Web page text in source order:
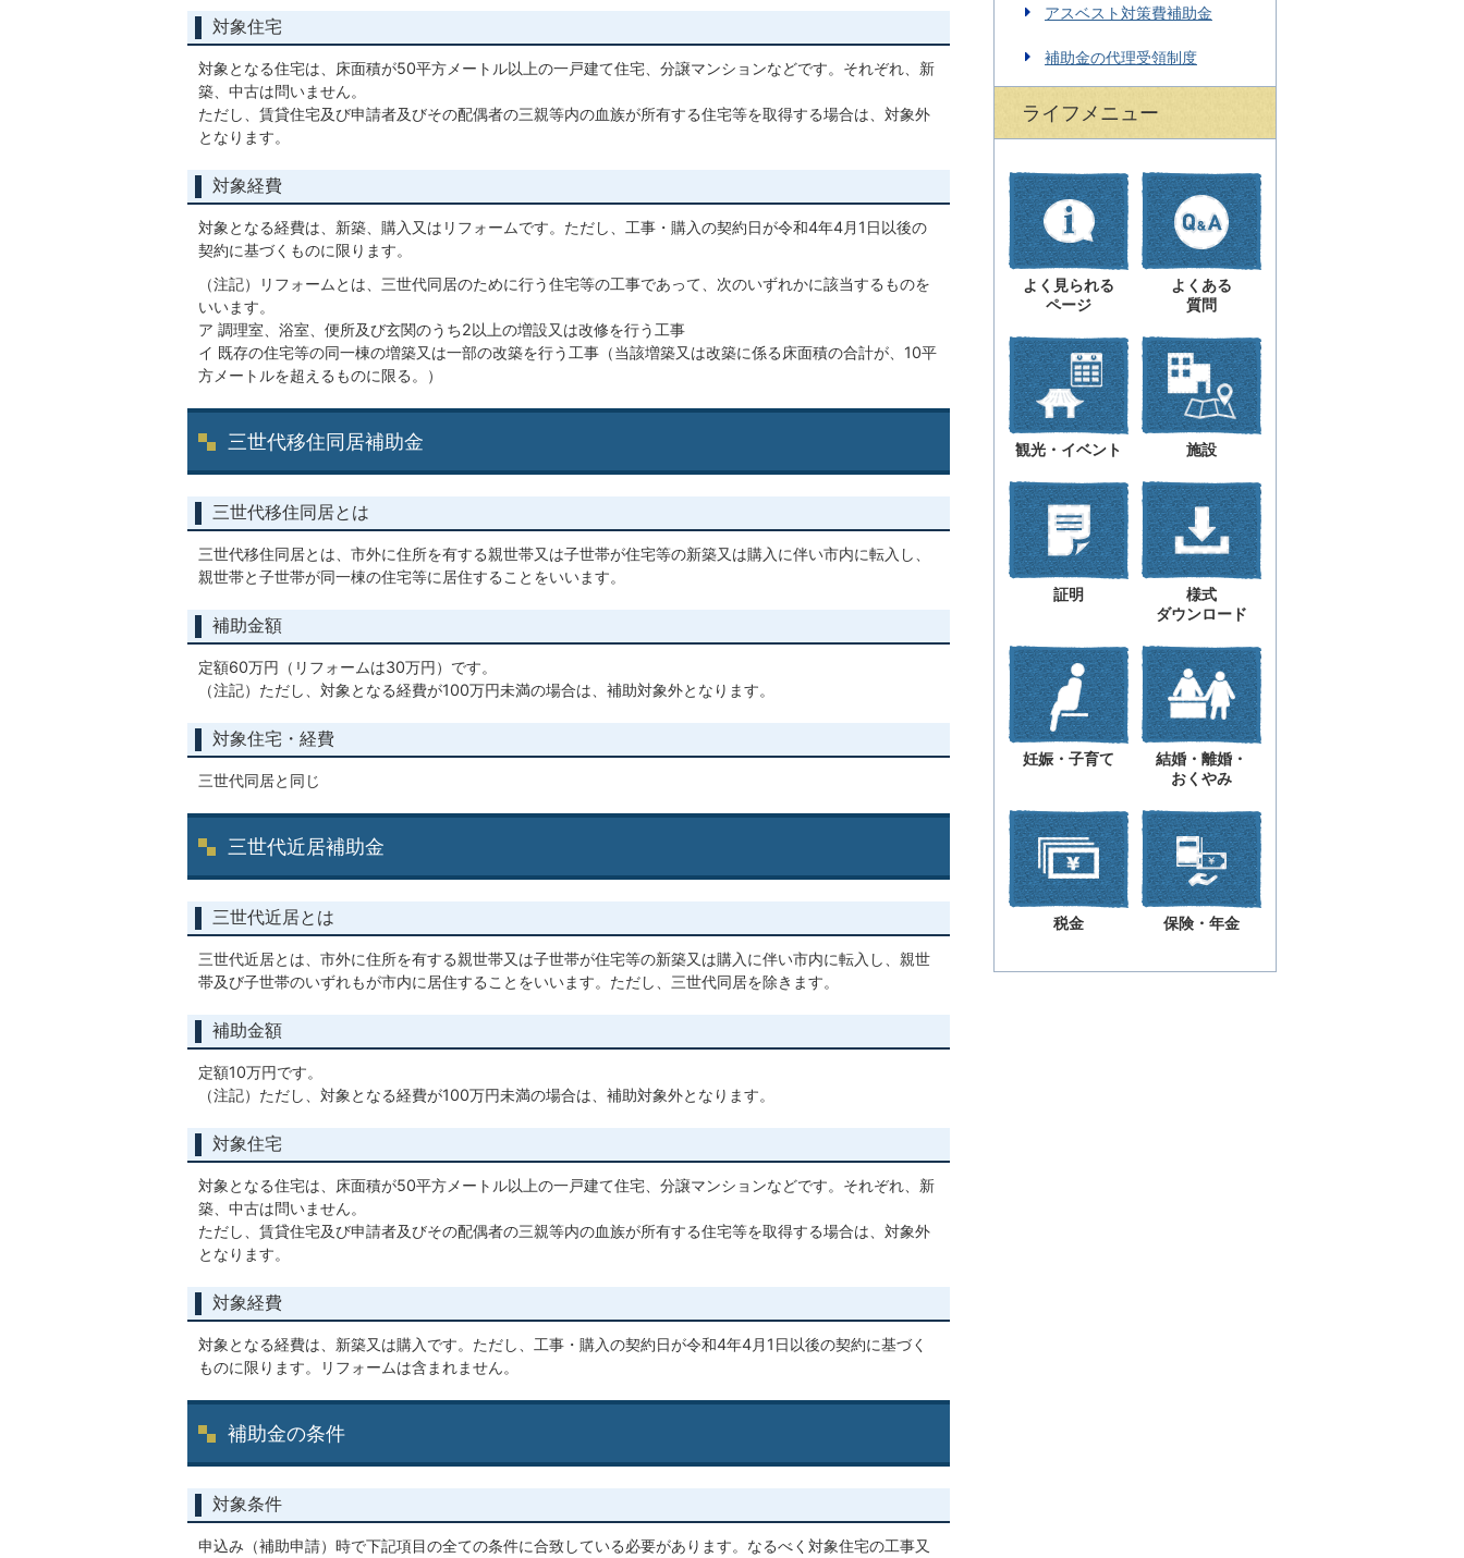
対象住宅
対象となる住宅は、床面積が50平方メートル以上の一戸建て住宅、分譲マンションなどです。それぞれ、新
築、中古は問いません。
ただし、賃貸住宅及び申請者及びその配偶者の三親等内の血族が所有する住宅等を取得する場合は、対象外
となります。
対象経費
対象となる経費は、新築、購入又はリフォームです。ただし、工事・購入の契約日が令和4年4月1日以後の
契約に基づくものに限ります。
（注記）リフォームとは、三世代同居のために行う住宅等の工事であって、次のいずれかに該当するものを
いいます。
ア 調理室、浴室、便所及び玄関のうち2以上の増設又は改修を行う工事
イ 既存の住宅等の同一棟の増築又は一部の改築を行う工事（当該増築又は改築に係る床面積の合計が、10平
方メートルを超えるものに限る。）
三世代移住同居補助金
三世代移住同居とは
三世代移住同居とは、市外に住所を有する親世帯又は子世帯が住宅等の新築又は購入に伴い市内に転入し、
親世帯と子世帯が同一棟の住宅等に居住することをいいます。
補助金額
定額60万円（リフォームは30万円）です。
（注記）ただし、対象となる経費が100万円未満の場合は、補助対象外となります。
対象住宅・経費
三世代同居と同じ
三世代近居補助金
三世代近居とは
三世代近居とは、市外に住所を有する親世帯又は子世帯が住宅等の新築又は購入に伴い市内に転入し、親世
帯及び子世帯のいずれもが市内に居住することをいいます。ただし、三世代同居を除きます。
補助金額
定額10万円です。
（注記）ただし、対象となる経費が100万円未満の場合は、補助対象外となります。
対象住宅
対象となる住宅は、床面積が50平方メートル以上の一戸建て住宅、分譲マンションなどです。それぞれ、新
築、中古は問いません。
ただし、賃貸住宅及び申請者及びその配偶者の三親等内の血族が所有する住宅等を取得する場合は、対象外
となります。
対象経費
対象となる経費は、新築又は購入です。ただし、工事・購入の契約日が令和4年4月1日以後の契約に基づく
ものに限ります。リフォームは含まれません。
補助金の条件
対象条件
申込み（補助申請）時で下記項目の全ての条件に合致している必要があります。なるべく対象住宅の工事又
アスベスト対策費補助金
補助金の代理受領制度
ライフメニュー
よく見られる
ページ
よくある
質問
観光・イベント 施設
証明
様式
ダウンロード
妊娠・子育て
結婚・離婚・
おくやみ
税金 保険・年金